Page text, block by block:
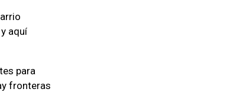
aquí
para
fronteras